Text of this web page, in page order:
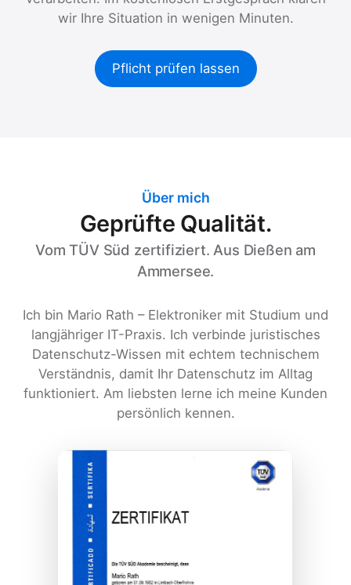
wir Ihre Situation in wenigen Minuten.
Pflicht prüfen lassen
Über mich
Geprüfte Qualität.
Vom TÜV Süd zertifiziert. Aus Dießen am
Ammersee.
Ich bin Mario Rath – Elektroniker mit Studium und
langjähriger IT-Praxis. Ich verbinde juristisches
Datenschutz-Wissen mit echtem technischem
Verständnis, damit Ihr Datenschutz im Alltag
funktioniert. Am liebsten lerne ich meine Kunden
persönlich kennen.